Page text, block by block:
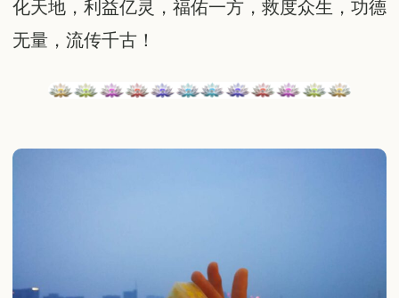
化天地，利益亿灵，福佑一方，救度众生，功德
无量，流传千古！